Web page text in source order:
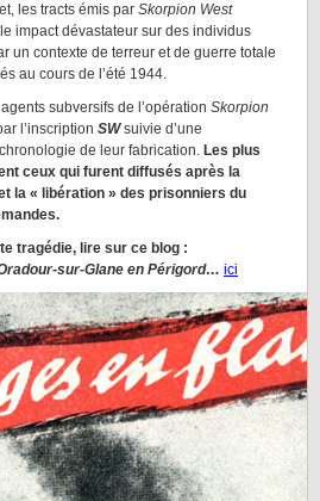
les tracts émis par Skorpion West
impact dévastateur sur des individus
un contexte de terreur et de guerre totale
au cours de l’été 1944.
subversifs de l’opération Skorpion
l’inscription SWsuivie d’une
de leur fabrication. Les plus
ceux qui furent diffusés après la
la « libération » des prisonniers du
tragédie, lire sur ce blog :
sur-Glane en Périgord… ici